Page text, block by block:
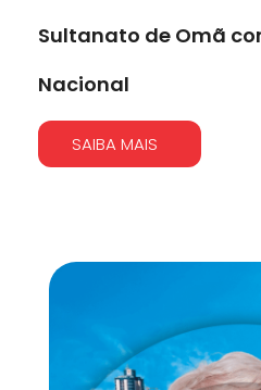
Sultanato de Omã
Nacional
SAIBA MAIS